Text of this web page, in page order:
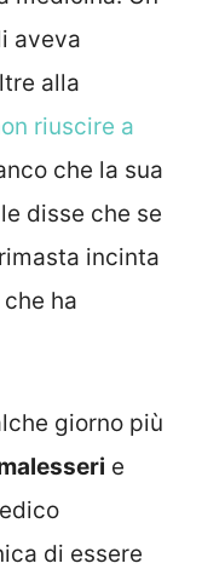
aveva
alla
riuscire a
che la sua
disse che se
incinta
ha
giorno più
e
di essere